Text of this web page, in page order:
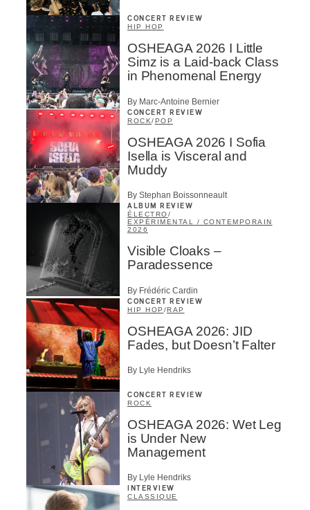
CONCERT REVIEW
HIP HOP
OSHEAGA 2026 I Little
Simz is a Laid-back Class
in Phenomenal Energy
By Marc-Antoine Bernier
CONCERT REVIEW
ROCK/POP
OSHEAGA 2026 I Sofia
Isella is Visceral and
Muddy
By Stephan Boissonneault
ALBUM REVIEW
ÉLECTRO/
EXPÉRIMENTAL / CONTEMPORAIN
2026
Visible Cloaks –
Paradessence
By Frédéric Cardin
CONCERT REVIEW
HIP HOP /RAP
OSHEAGA 2026: JID
Fades, but Doesn’t Falter
By Lyle Hendriks
CONCERT REVIEW
ROCK
OSHEAGA 2026: Wet Leg
is Under New
Management
By Lyle Hendriks
INTERVIEW
CLASSIQUE